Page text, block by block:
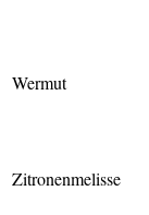
Wermut
Zitronenmelisse